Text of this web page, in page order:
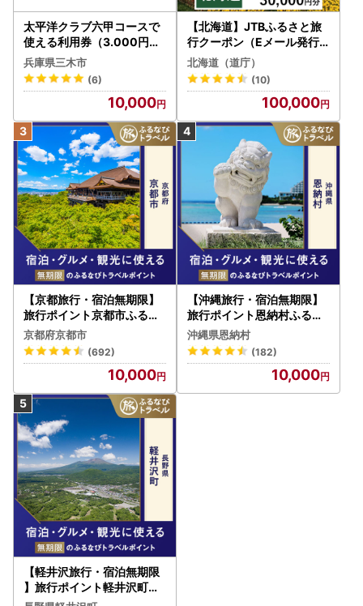
太平洋クラブ六甲コースで
使える利用券（3.000円分
）
兵庫県三木市
(6)
10,000
【北海道】JTBふるさと旅
行クーポン（Eメール発行
）30,000円分 旅行 トラベ
ル 宿泊 人気 おすすめ JTB
W030T
北海道（道庁）
(10)
100,000
【京都旅行・宿泊無期限】
旅行ポイント京都市ふるな
びトラベルポイント
京都府京都市
(692)
10,000
【沖縄旅行・宿泊無期限】
旅行ポイント恩納村ふるな
びトラベルポイント
沖縄県恩納村
(182)
10,000
【軽井沢旅行・宿泊無期限
】旅行ポイント軽井沢町ふ
るなびトラベルポイント